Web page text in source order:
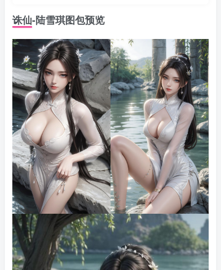
诛仙-陆雪琪图包预览